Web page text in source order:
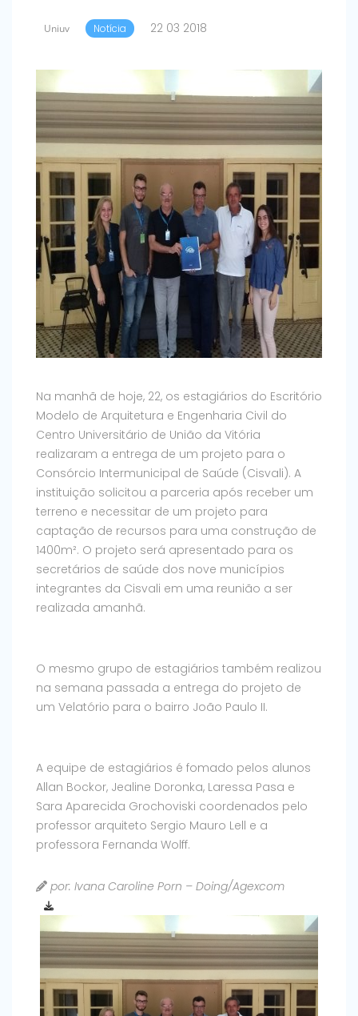
Uniuv Notícia 22 03 2018
Na manhã de hoje, 22, os estagiários do Escritório
Modelo de Arquitetura e Engenharia Civil do
Centro Universitário de União da Vitória
realizaram a entrega de um projeto para o
Consórcio Intermunicipal de Saúde (Cisvali). A
instituição solicitou a parceria após receber um
terreno e necessitar de um projeto para
captação de recursos para uma construção de
1400m². O projeto será apresentado para os
secretários de saúde dos nove municípios
integrantes da Cisvali em uma reunião a ser
realizada amanhã.
O mesmo grupo de estagiários também realizou
na semana passada a entrega do projeto de
um Velatório para o bairro João Paulo II.
A equipe de estagiários é fomado pelos alunos
Allan Bockor, Jealine Doronka, Laressa Pasa e
Sara Aparecida Grochoviski coordenados pelo
professor arquiteto Sergio Mauro Lell e a
professora Fernanda Wolff.
por: Ivana Caroline Porn – Doing/Agexcom